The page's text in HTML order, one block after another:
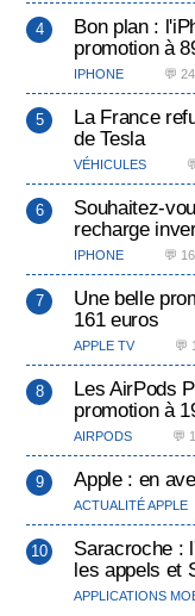
Bon plan :
promotion à
IPHONE 💬 24
La France
de Tesla
VÉHICULES
Souhaitez-
recharge
IPHONE 💬 16
Une belle
161 euros
APPLE TV 💬
Les AirPods
promotion à
AIRPODS 💬
Apple : en
ACTUALITÉ APPLE
Saracroche :
les appels et
APPLICATIONS